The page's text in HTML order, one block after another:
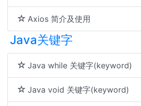
Axios 简介及使用
Java关键字
Java while 关键字(keyword)
Java void 关键字(keyword)